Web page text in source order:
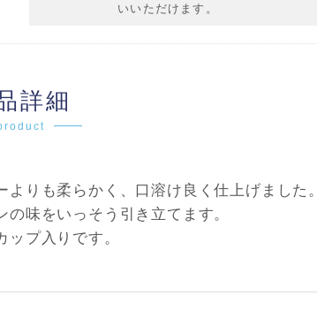
いいただけます。
詳細
りも柔らかく、口溶け良く仕上げました。
味をいっそう引き立てます。
プ入りです。